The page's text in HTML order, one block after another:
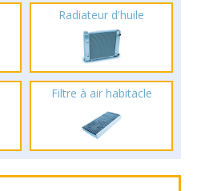
Radiateur d'huile
Filtre à air habitacle